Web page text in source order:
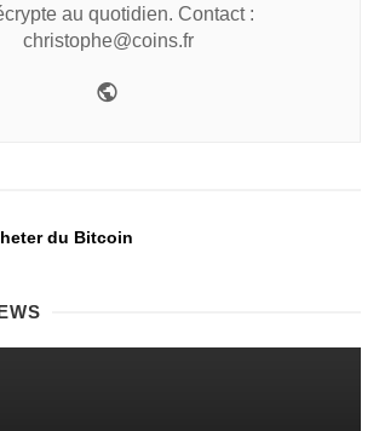
au quotidien. Contact :
christophe@coins.fr
du Bitcoin